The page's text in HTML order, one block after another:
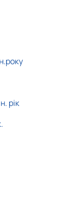
рік